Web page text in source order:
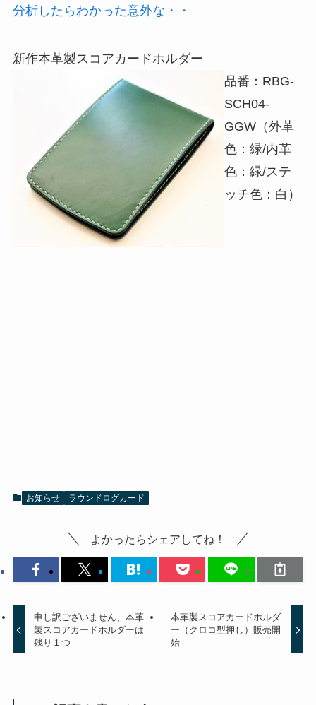
分析したらわかった意外な・・
新作本革製スコアカードホルダー
品番：RBG-
SCH04-
GGW（外革
色：緑/内革
色：緑/ステ
ッチ色：白）
お知らせ ラウンドログカード
よかったらシェアしてね！
申し訳ございません、本革
製スコアカードホルダーは
残り１つ
本革製スコアカードホルダ
ー（クロコ型押し）販売開
始